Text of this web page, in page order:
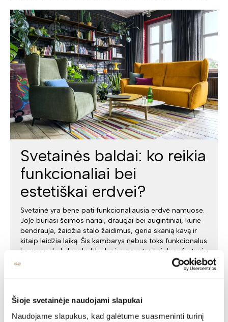
Šioje svetainėje naudojami slapukai
Naudojame slapukus, kad galėtume suasmeninti turinį
Svetainės baldai: ko reikia
funkcionaliai bei
estetiškai erdvei?
Svetainė yra bene pati funkcionaliausia erdvė namuose.
Joje buriasi šeimos nariai, draugai bei augintiniai, kurie
bendrauja, žaidžia stalo žaidimus, geria skanią kavą ir
kitaip leidžia laiką. Šis kambarys nebus toks funkcionalus
be geros kokybės baldų, kurie garantuoja ir komfortą, ir
patogumą, saugumą.